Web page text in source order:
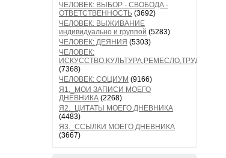
ЧЕЛОВЕК: ВЫБОР - СВОБОДА -
ОТВЕТСТВЕННОСТЬ (3692)
ЧЕЛОВЕК: ВЫЖИВАНИЕ
индивидуально и группой (5283)
ЧЕЛОВЕК: ДЕЯНИЯ (5303)
ЧЕЛОВЕК:
ИСКУССТВО,КУЛЬТУРА,РЕМЕСЛО,ТРУД
(7368)
ЧЕЛОВЕК: СОЦИУМ (9166)
Я1._МОИ ЗАПИСИ МОЕГО
ДНЕВНИКА (2268)
Я2._ЦИТАТЫ МОЕГО ДНЕВНИКА
(4483)
Я3._ССЫЛКИ МОЕГО ДНЕВНИКА
(3667)